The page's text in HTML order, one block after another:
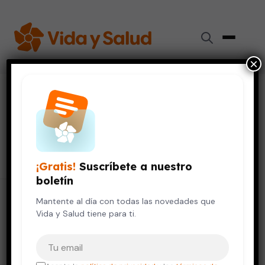
Recursos de Salud
Asociación Americana
del Pulmón
¡Gratis! Suscríbete a nuestro
boletín
Mantente al día con todas las novedades que
Vida y Salud tiene para ti.
×